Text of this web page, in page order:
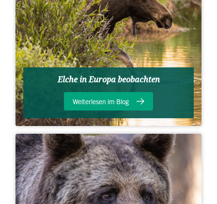
Elche in Europa beobachten
Weiterlesen im Blog